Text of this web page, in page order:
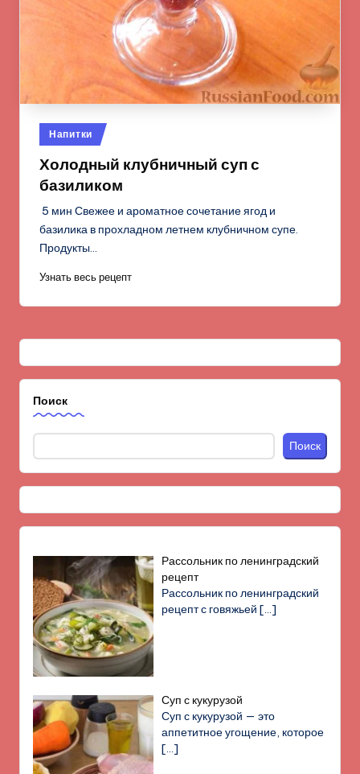
Опубликовано
в
Напитки
Холодный клубничный суп с
базиликом
5 мин Свежее и ароматное сочетание ягод и
базилика в прохладном летнем клубничном супе.
Продукты…
Узнать весь рецепт
Поиск
Поиск
Рассольник по ленинградский
рецепт
Рассольник по ленинградский
рецепт с говяжьей[…]
Суп с кукурузой
Суп с кукурузой — это
аппетитное угощение, которое
[…]